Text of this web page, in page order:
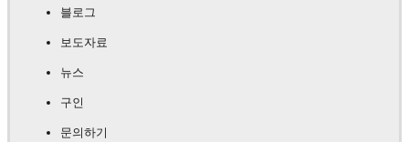
블로그
보도자료
뉴스
구인
문의하기